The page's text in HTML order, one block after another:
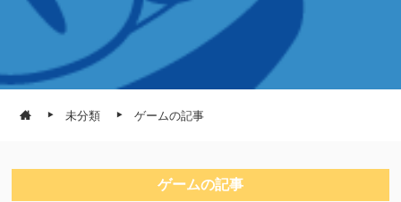
未分類 ゲームの記事
ゲームの記事